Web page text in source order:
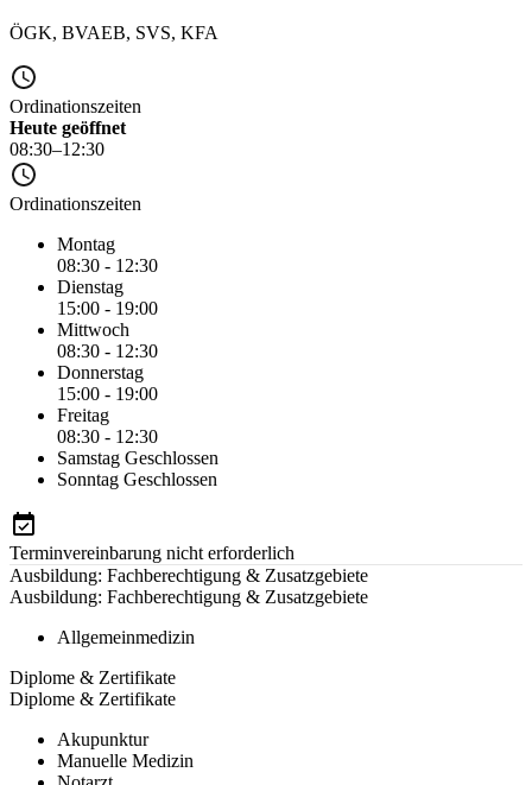
ÖGK, BVAEB, SVS, KFA
Ordinationszeiten
Heute geöffnet
08:30–12:30
Ordinationszeiten
Montag
08:30 - 12:30
Dienstag
15:00 - 19:00
Mittwoch
08:30 - 12:30
Donnerstag
15:00 - 19:00
Freitag
08:30 - 12:30
Samstag Geschlossen
Sonntag Geschlossen
Terminvereinbarung nicht erforderlich
Ausbildung: Fachberechtigung & Zusatzgebiete
Ausbildung: Fachberechtigung & Zusatzgebiete
Allgemeinmedizin
Diplome & Zertifikate
Diplome & Zertifikate
Akupunktur
Manuelle Medizin